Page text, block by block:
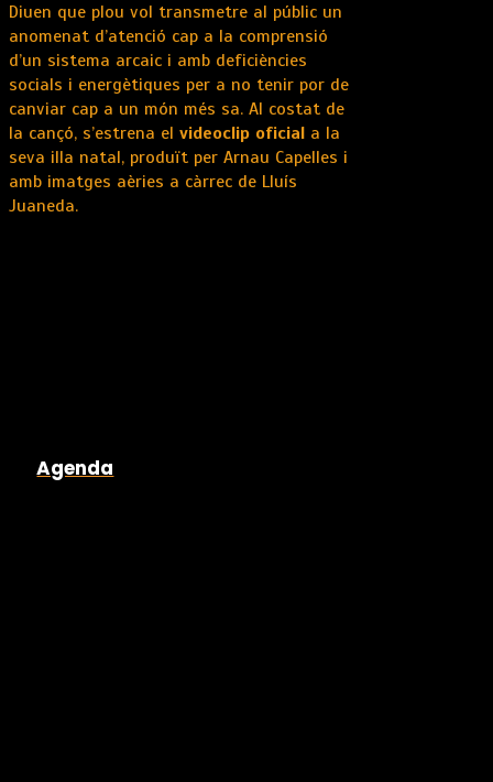
Diuen que plou vol transmetre al públic un
anomenat d’atenció cap a la comprensió
d’un sistema arcaic i amb deficiències
socials i energètiques per a no tenir por de
canviar cap a un món més sa. Al costat de
la cançó, s’estrena el videoclip oficial a la
seva illa natal, produït per Arnau Capelles i
amb imatges aèries a càrrec de Lluís
Juaneda.
Agenda